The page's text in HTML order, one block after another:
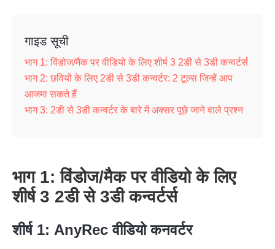
गाइड सूची
भाग 1: विंडोज/मैक पर वीडियो के लिए शीर्ष 3 2डी से 3डी कन्वर्टर्स
भाग 2: छवियों के लिए 2डी से 3डी कन्वर्टर: 2 टूल्स जिन्हें आप
आजमा सकते हैं
भाग 3: 2डी से 3डी कन्वर्टर के बारे में अक्सर पूछे जाने वाले प्रश्न
भाग 1: विंडोज/मैक पर वीडियो के लिए
शीर्ष 3 2डी से 3डी कन्वर्टर्स
शीर्ष 1: AnyRec वीडियो कनवर्टर